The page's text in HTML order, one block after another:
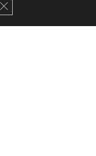
Close GDPR Cookie Banner